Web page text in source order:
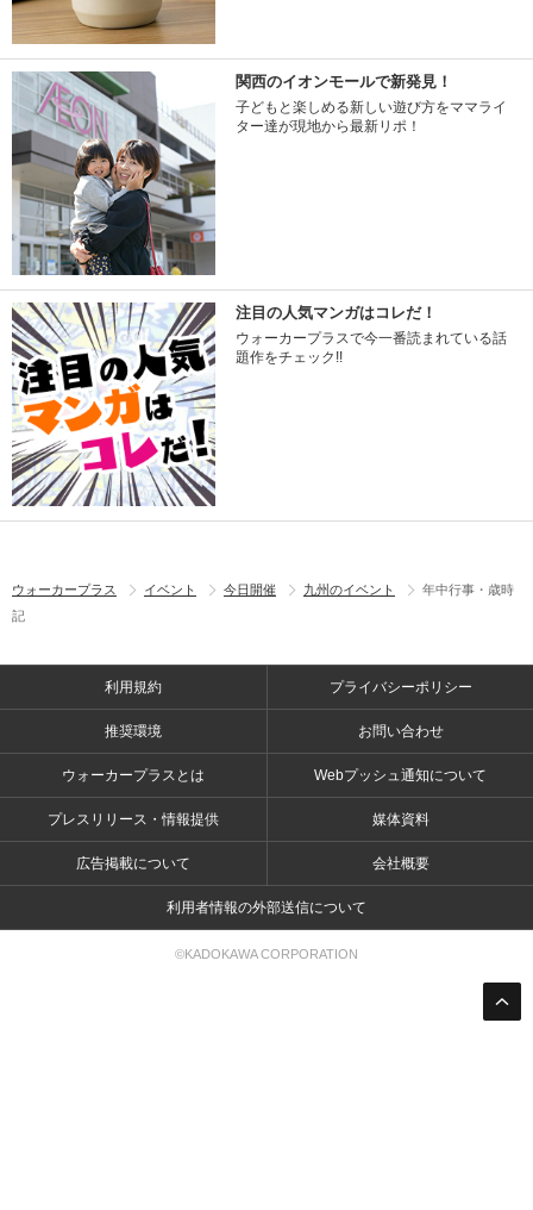
関西のイオンモールで新発見！
子どもと楽しめる新しい遊び方をママライ
ター達が現地から最新リポ！
注目の人気マンガはコレだ！
ウォーカープラスで今一番読まれている話
題作をチェック!!
ウォーカープラス イベント 今日開催 九州のイベント
年中行事・歳時
記
利用規約 プライバシーポリシー
推奨環境 お問い合わせ
ウォーカープラスとは Webプッシュ通知について
プレスリリース・情報提供 媒体資料
広告掲載について 会社概要
利用者情報の外部送信について
©KADOKAWA CORPORATION